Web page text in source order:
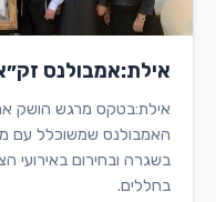
אילת:אמבולנס
אילת:בטקס מרגש הושק
האמבולנס שמשוכלל עם
בשגרה ובחירום באירועי
בחללים.